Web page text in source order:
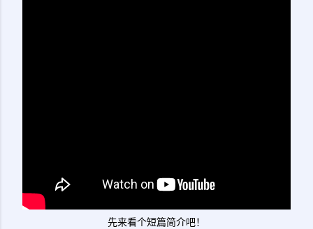
先来看个短篇简介吧！